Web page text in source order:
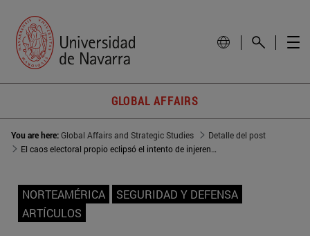
GLOBAL AFFAIRS
You are here:Global Affairs and Strategic Studies
Detalle del post
El caos electoral propio eclipsó el intento de injerencia de Irán contra Trump
NORTEAMÉRICA
SEGURIDAD Y DEFENSA
ARTÍCULOS